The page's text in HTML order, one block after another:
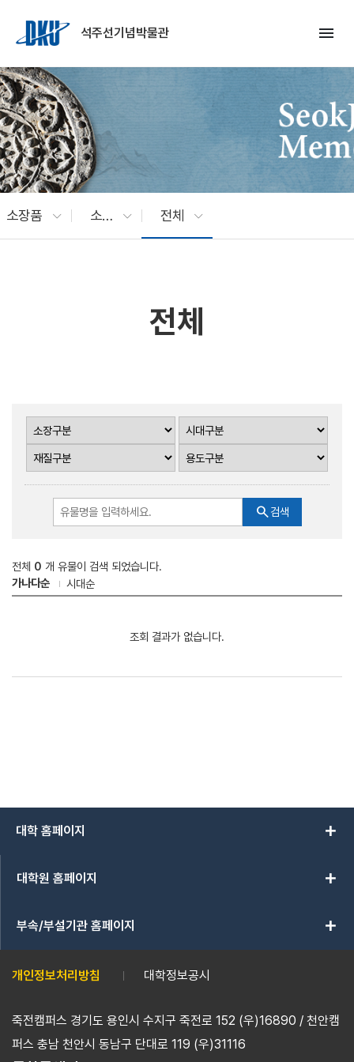
석주선기념박물관
menu
소장품 소장품 검색 전체
전체
search검색
전체 0 개 유물이 검색 되었습니다.
가나다순
시대순
조회 결과가 없습니다.
대학 홈페이지 add
대학원 홈페이지 add
부속/부설기관 홈페이지 add
개인정보처리방침 대학정보공시
죽전캠퍼스 경기도 용인시 수지구 죽전로 152 (우)16890 / 천안캠
퍼스 충남 천안시 동남구 단대로 119 (우)31116